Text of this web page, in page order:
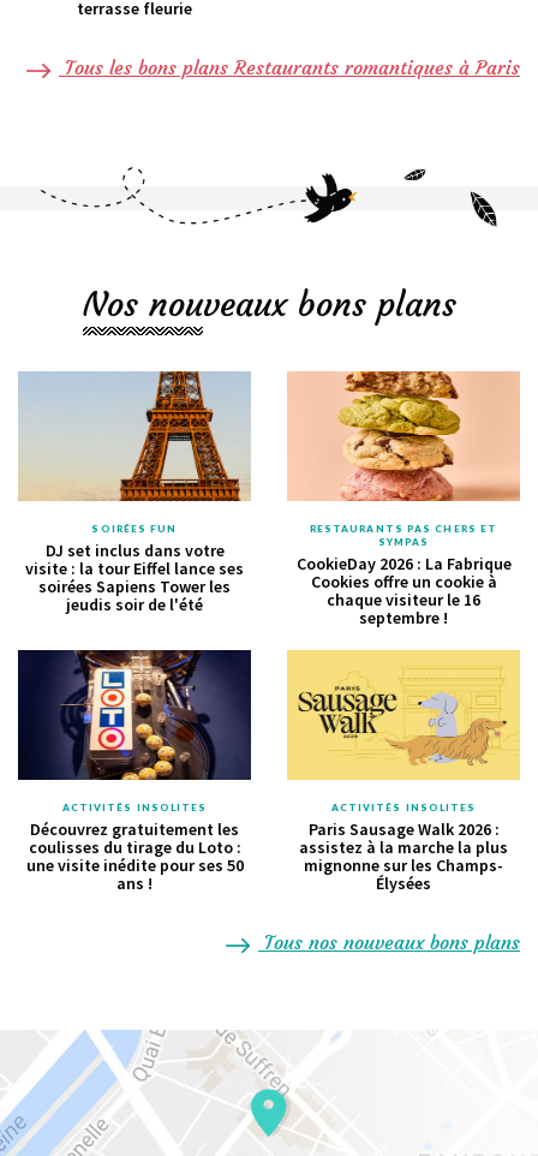
terrasse fleurie
Tous les bons plans Restaurants romantiques à Paris
Nos nouveaux bons plans
SOIRÉES FUN
DJ set inclus dans votre
visite : la tour Eiffel lance ses
soirées Sapiens Tower les
jeudis soir de l'été
RESTAURANTS PAS CHERS ET
SYMPAS
CookieDay 2026 : La Fabrique
Cookies offre un cookie à
chaque visiteur le 16
septembre !
ACTIVITÉS INSOLITES
Découvrez gratuitement les
coulisses du tirage du Loto :
une visite inédite pour ses 50
ans !
ACTIVITÉS INSOLITES
Paris Sausage Walk 2026 :
assistez à la marche la plus
mignonne sur les Champs-
Élysées
Tous nos nouveaux bons plans